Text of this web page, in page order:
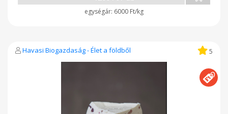
6000 Ft/kg
Havasi Biogazdaság - Élet a földből 5